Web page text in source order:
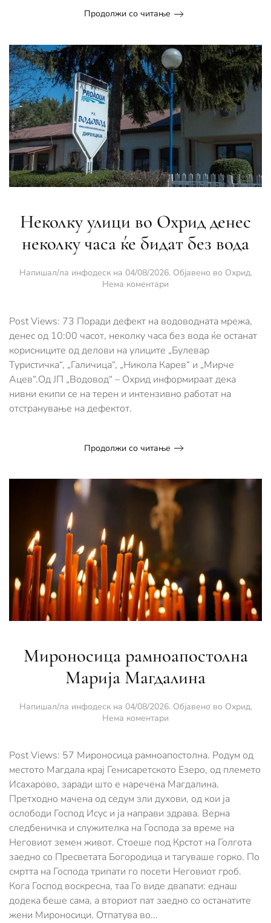
Продолжи со читање
Неколку улици во Охрид денес
неколку часа ќе бидат без вода
Напишал/ла инфодескна 04/08/2026. Објавено во Охрид.
Нема коментари
во
Охрид
денес
неколку
часа
ќе
бидат
без
Post Views: 73 Поради дефект на водоводната мрежа,
денес од 10:00 часот, неколку часа без вода ќе останат
корисниците од делови на улиците „Булевар
Туристичка“, „Галичица“, „Никола Карев“ и „Мирче
Ацев“.Од ЈП „Водовод“ – Охрид информираат дека
нивни екипи се на терен и интензивно работат на
отстранување на дефектот.
Продолжи со читање
Мироносица рамноапостолна
Марија Магдалина
Напишал/ла инфодескна 04/08/2026. Објавено во Охрид.
Нема коментари
Марија
Магдалина
Post Views: 57 Мироносица рамноапостолна. Родум од
местото Магдала крај Генисаретското Езеро, од племето
Исахарово, заради што е наречена Магдалина.
Претходно мачена од седум зли духови, од кои ја
ослободи Господ Исус и ја направи здрава. Верна
следбеничка и служителка на Господа за време на
Неговиот земен живот. Стоеше под Крстот на Голгота
заедно со Пресветата Богородица и тагуваше горко. По
смртта на Господа трипати го посети Неговиот гроб.
Кога Господ воскресна, таа Го виде двапати: еднаш
додека беше сама, а вториот пат заедно со останатите
жени Мироносици. Отпатува во...